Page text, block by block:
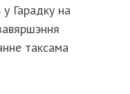
Гарадку на
таксама